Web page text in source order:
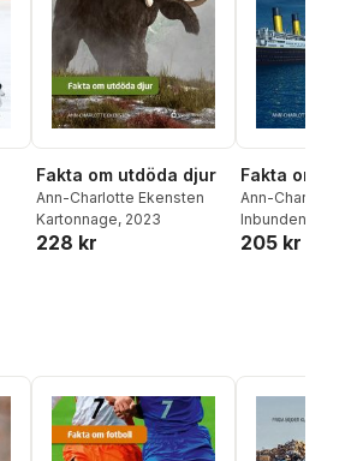
Fakta om utdöda djur
Ann-Charlotte Ekensten
Kartonnage, 2023
228 kr
Fakta om
Ann-Charlotte
Inbunden
205 kr